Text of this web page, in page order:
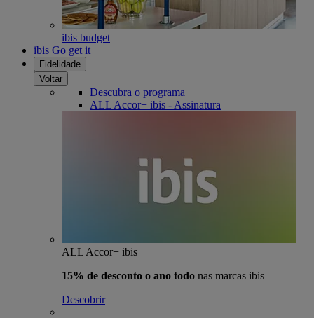
ibis budget
ibis Go get it
Fidelidade
Voltar
Descubra o programa
ALL Accor+ ibis - Assinatura
ALL Accor+ ibis
15% de desconto o ano todo nas marcas ibis
Descobrir